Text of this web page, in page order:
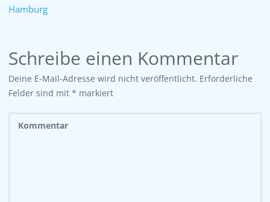
Hamburg
Schreibe einen Kommentar
Deine E-Mail-Adresse wird nicht veröffentlicht. Erforderliche
Felder sind mit * markiert